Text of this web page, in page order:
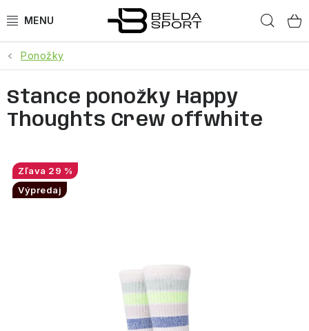
na
ŠPORTY
BEH
GOLDBERGH
OBLEČENIE
Ponožky
Stance ponožky Happy
Thoughts Crew offwhite
29 %
Výpredaj